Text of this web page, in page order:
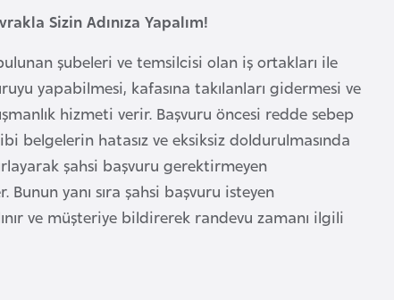
Sizin Adınıza Yapalım!
şubeleri ve temsilcisi olan iş ortakları ile
yapabilmesi, kafasına takılanları gidermesi ve
hizmeti verir. Başvuru öncesi redde sebep
belgelerin hatasız ve eksiksiz doldurulmasında
şahsi başvuru gerektirmeyen
yanı sıra şahsi başvuru isteyen
ve müşteriye bildirerek randevu zamanı ilgili